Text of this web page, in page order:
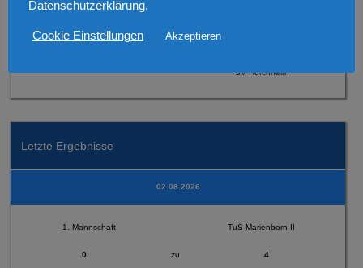
SV Horchheim
Letzte Ergebnisse
02.08.2026
1. Mannschaft TuS Marienborn II
0 zu 4
Datenschutzerklärung.
Cookie Einstellungen Akzeptieren